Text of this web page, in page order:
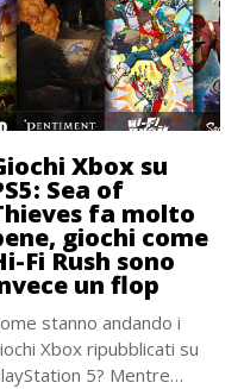
Xbox su
Sea of
fa molto
giochi come
Fi Rush sono
un flop
stanno andando i
Xbox ripubblicati su
5? Mentre